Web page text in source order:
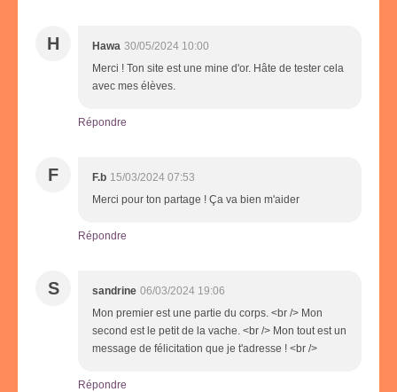
H Hawa 30/05/2024 10:00
Merci ! Ton site est une mine d'or. Hâte de tester cela
avec mes élèves.
Répondre
F F.b 15/03/2024 07:53
Merci pour ton partage ! Ça va bien m'aider
Répondre
S sandrine 06/03/2024 19:06
Mon premier est une partie du corps. <br /> Mon
second est le petit de la vache. <br /> Mon tout est un
message de félicitation que je t'adresse ! <br />
Répondre